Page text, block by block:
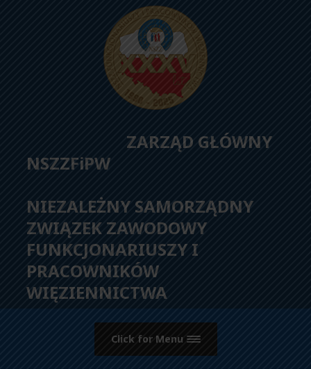
ZARZĄD GŁÓWNY
NSZZFiPW
NIEZALEŻNY SAMORZĄDNY
ZWIĄZEK ZAWODOWY
FUNKCJONARIUSZY I
PRACOWNIKÓW
WIĘZIENNICTWA
Click for Menu